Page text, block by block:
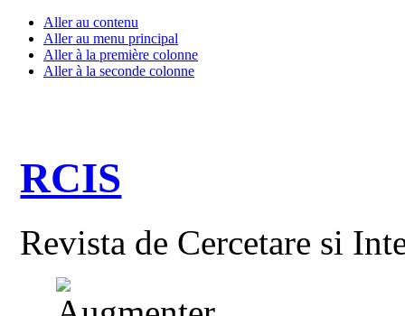
Aller au contenu
Aller au menu principal
Aller à la première colonne
Aller à la seconde colonne
RCIS
Revista de Cercetare si